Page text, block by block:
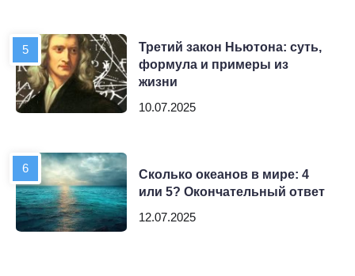
Третий закон Ньютона: суть,
формула и примеры из
жизни
10.07.2025
Сколько океанов в мире: 4
или 5? Окончательный ответ
12.07.2025